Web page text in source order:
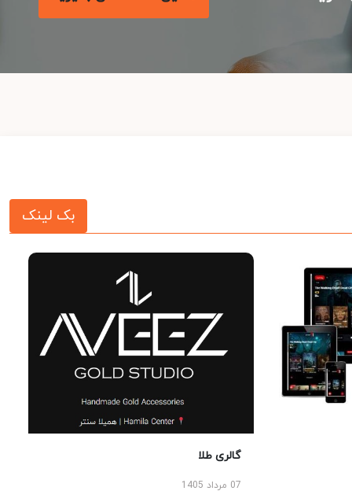
بک لینک
گالری طلا
07 مرداد 1405